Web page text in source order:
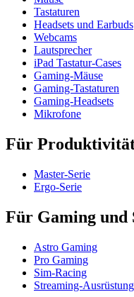
Tastaturen
Headsets und Earbuds
Webcams
Lautsprecher
iPad Tastatur-Cases
Gaming-Mäuse
Gaming-Tastaturen
Gaming-Headsets
Mikrofone
Für
Master-Serie
Ergo-Serie
Für Gaming und
Astro Gaming
Pro Gaming
Sim-Racing
Streaming-Ausrüstung